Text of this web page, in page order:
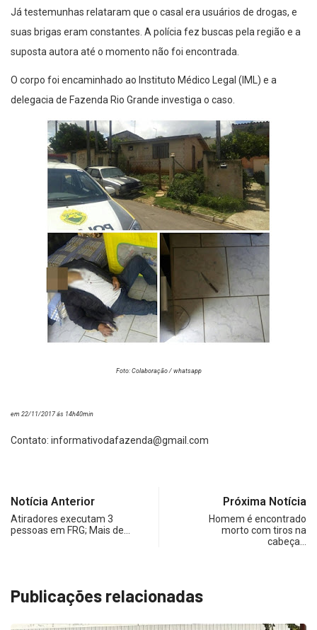
Já testemunhas relataram que o casal era usuários de drogas, e
suas brigas eram constantes. A polícia fez buscas pela região e a
suposta autora até o momento não foi encontrada.
O corpo foi encaminhado ao Instituto Médico Legal (IML) e a
delegacia de Fazenda Rio Grande investiga o caso.
Foto: Colaboração / whatsapp
em 22/11/2017 ás 14h40min
Contato: informativodafazenda@gmail.com
Notícia Anterior
Atiradores executam 3
pessoas em FRG; Mais de…
Próxima Notícia
Homem é encontrado
morto com tiros na
cabeça…
Publicações relacionadas